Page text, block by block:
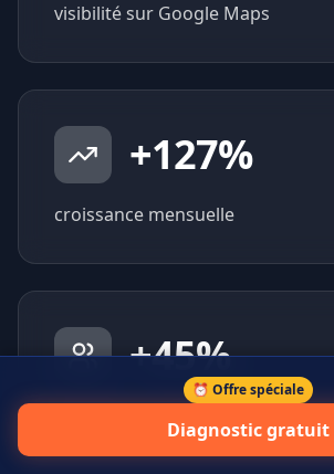
visibilité sur Google Maps
+127%
croissance mensuelle
+45%
⏰ Offre spéciale
Diagnostic gratuit